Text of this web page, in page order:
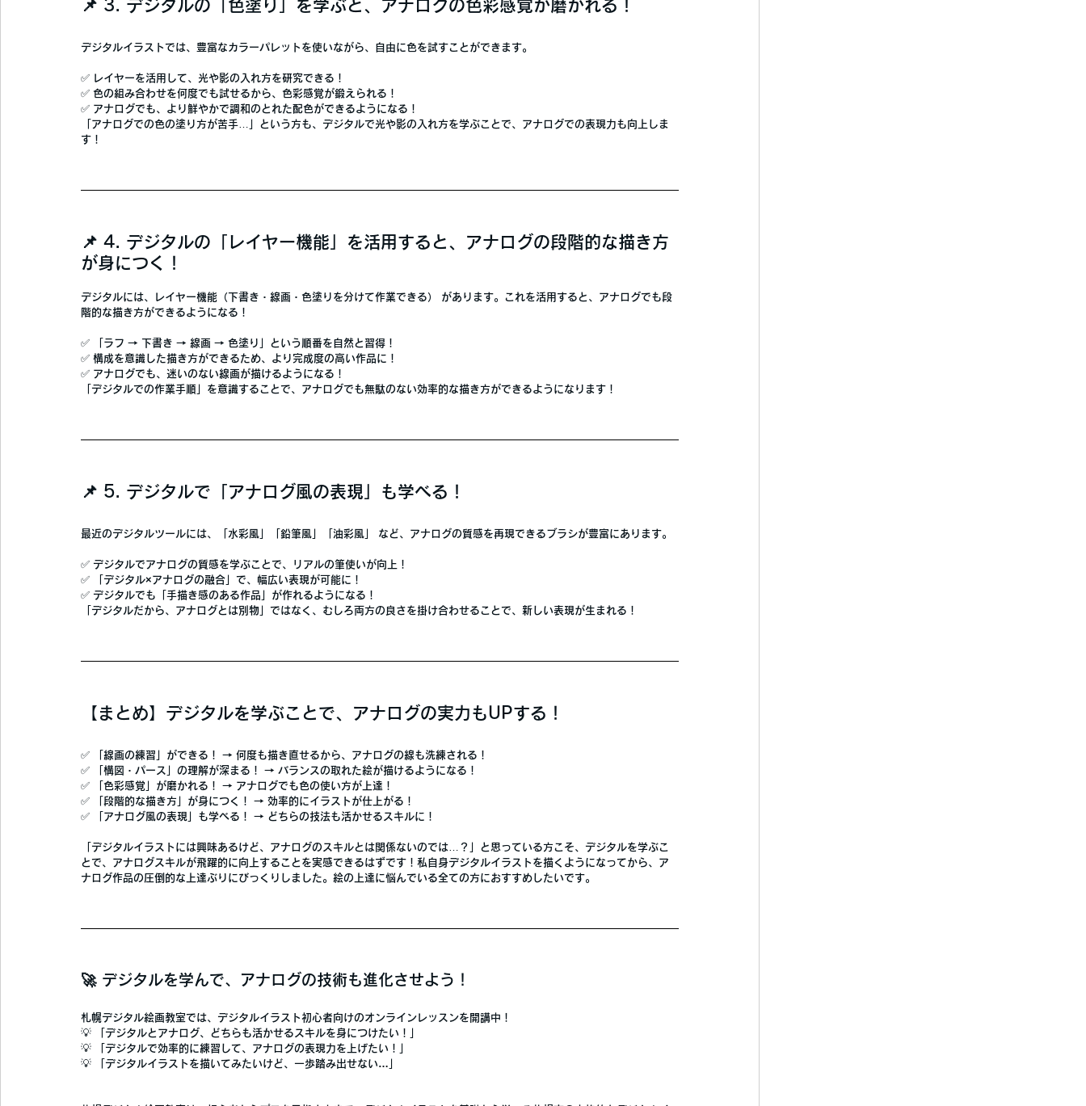
📌 3. デジタルの「色塗り」を学ぶと、アナログの色彩感覚が磨かれる！
デジタルイラストでは、 豊富なカラーパレットを使いながら、自由に色を試すことができます。
✅ レイヤーを活用して、光や影の入れ方を研究できる！
✅ 色の組み合わせを何度でも試せるから、色彩感覚が鍛えられる！
✅ アナログでも、より鮮やかで調和のとれた配色ができるようになる！
「アナログでの色の塗り方が苦手…」という方も、 デジタルで光や影の入れ方を学ぶことで、アナログでの表現力も向上 しま
す！
📌 4. デジタルの「レイヤー機能」を活用すると、アナログの段階的な描き方
が身につく！
デジタルには、 レイヤー機能（下書き・線画・色塗りを分けて作業できる） があります。これを活用すると、 アナログでも段
階的な描き方ができるようになる！
✅
「ラフ → 下書き → 線画 → 色塗り」という順番を自然と習得！
✅ 構成を意識した描き方ができるため、より完成度の高い作品に！
✅ アナログでも、迷いのない線画が描けるようになる！
「デジタルでの作業手順」を意識することで、アナログでも無駄のない効率的な描き方ができるようになります！
📌 5. デジタルで「アナログ風の表現」も学べる！
最近のデジタルツールには、 「水彩風」「鉛筆風」「油彩風」 など、アナログの質感を再現できるブラシが豊富にあります。
✅ デジタルでアナログの質感を学ぶことで、リアルの筆使いが向上！
✅
「デジタル×アナログの融合」で、幅広い表現が可能に！
✅ デジタルでも「手描き感のある作品」が作れるようになる！
「デジタルだから、アナログとは別物」ではなく、むしろ両方の良さを掛け合わせることで、新しい表現が生まれる！
【まとめ】デジタルを学ぶことで、アナログの実力もUPする！
✅ 「線画の練習」ができる！
→ 何度も描き直せるから、アナログの線も洗練される！
✅
「構図・パース」の理解が深まる！
→ バランスの取れた絵が描けるようになる！
✅
「色彩感覚」が磨かれる！
→ アナログでも色の使い方が上達！
✅
「段階的な描き方」が身につく！
→ 効率的にイラストが仕上がる！
✅
「アナログ風の表現」も学べる！ → どちらの技法も活かせるスキルに！
「デジタルイラストには興味あるけど、アナログのスキルとは関係ないのでは…？」と思っている方こそ、 デジタルを学ぶこ
とで、アナログスキルが飛躍的に向上することを実感できるはずです！私自身デジタルイラストを描くようになってから、ア
ナログ作品の圧倒的な上達ぶりにびっくりしました。絵の上達に悩んでいる全ての方におすすめしたいです。
🚀 デジタルを学んで、アナログの技術も進化させよう！
札幌デジタル絵画教室では、デジタルイラスト初心者向けのオンラインレッスンを開講中！
💡
「デジタルとアナログ、どちらも活かせるスキルを身につけたい！」
💡
「デジタルで効率的に練習して、アナログの表現力を上げたい！」
💡
「デジタルイラストを描いてみたいけど、一歩踏み出せない…」